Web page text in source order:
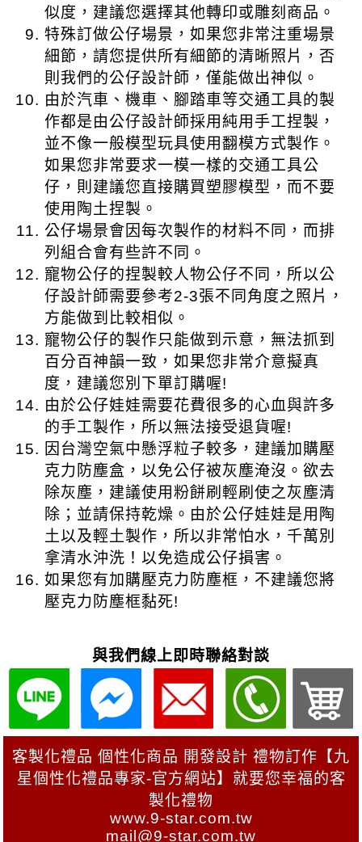
與我們線上即時聯絡對談
客製化禮品 個性化商品 開發設計 禮物訂作【九
星個性化禮品專家-官方網站】就要您幸福的客
製化禮物
www.9-star.com.tw
mail@9-star.com.tw